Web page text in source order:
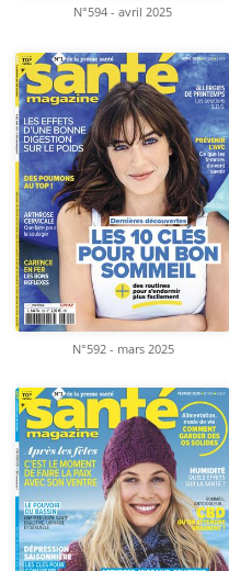
N°594 - avril 2025
N°592 - mars 2025